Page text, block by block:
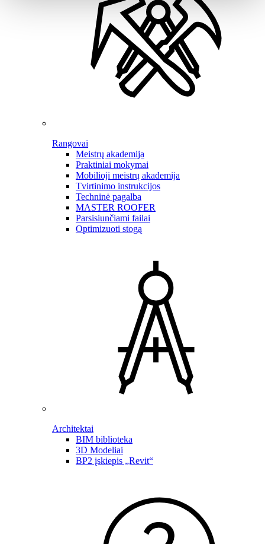
Rangovai
Meistrų akademija
Praktiniai mokymai
Mobilioji meistrų akademija
Tvirtinimo instrukcijos
Techninė pagalba
MASTER ROOFER
Parsisiunčiami failai
Optimizuoti stogą
Architektai
BIM biblioteka
3D Modeliai
BP2 įskiepis „Revit“